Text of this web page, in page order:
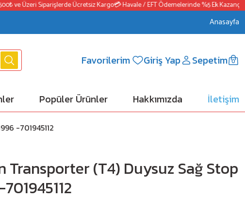
ve Üzeri Siparişlerde Ücretsiz Kargo💳 Havale / EFT Ödemelerinde %5 Ek Kazanç
Anasayfa
Favorilerim Giriş Yap Sepetim 0
Popüler Ürünler Hakkımızda İletişim
-701945112
Transporter (T4) Duysuz Sağ Stop